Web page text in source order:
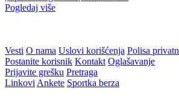
Pogledaj više
Vesti O nama Uslovi korišćenja Polisa
Postanite korisnik Kontakt Oglašavanje
Prijavite grešku Pretraga
Linkovi Ankete Sportka berza